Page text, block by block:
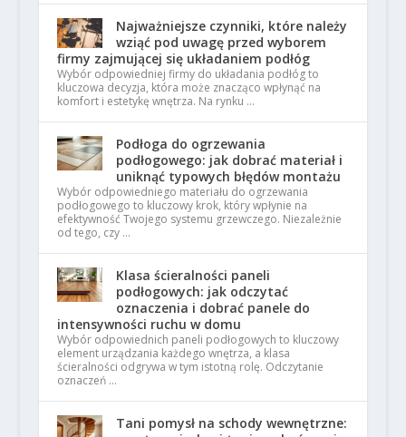
Najważniejsze czynniki, które należy
wziąć pod uwagę przed wyborem
firmy zajmującej się układaniem podłóg
Wybór odpowiedniej firmy do układania podłóg to
kluczowa decyzja, która może znacząco wpłynąć na
komfort i estetykę wnętrza. Na rynku …
Podłoga do ogrzewania
podłogowego: jak dobrać materiał i
uniknąć typowych błędów montażu
Wybór odpowiedniego materiału do ogrzewania
podłogowego to kluczowy krok, który wpłynie na
efektywność Twojego systemu grzewczego. Niezależnie
od tego, czy …
Klasa ścieralności paneli
podłogowych: jak odczytać
oznaczenia i dobrać panele do
intensywności ruchu w domu
Wybór odpowiednich paneli podłogowych to kluczowy
element urządzania każdego wnętrza, a klasa
ścieralności odgrywa w tym istotną rolę. Odczytanie
oznaczeń …
Tani pomysł na schody wewnętrzne: